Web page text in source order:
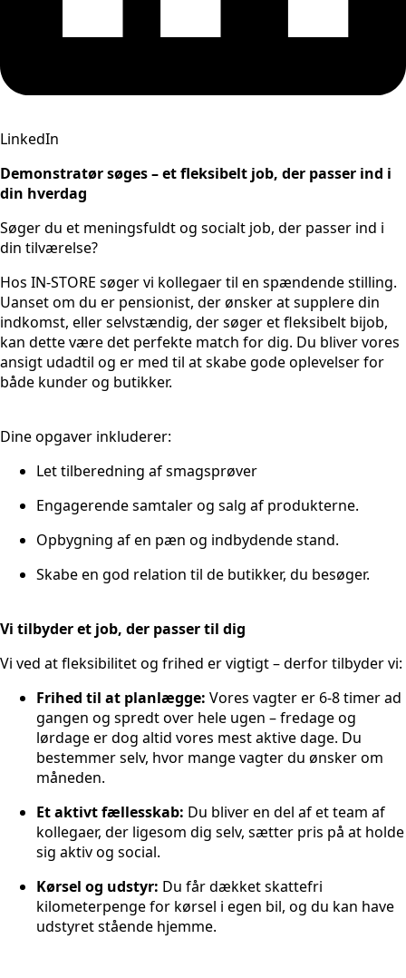
LinkedIn
Demonstratør søges – et fleksibelt job, der passer ind i
din hverdag
Søger du et meningsfuldt og socialt job, der passer ind i
din tilværelse?
Hos IN-STORE søger vi kollegaer til en spændende stilling.
Uanset om du er pensionist, der ønsker at supplere din
indkomst, eller selvstændig, der søger et fleksibelt bijob,
kan dette være det perfekte match for dig. Du bliver vores
ansigt udadtil og er med til at skabe gode oplevelser for
både kunder og butikker.
Dine opgaver inkluderer:
Let tilberedning af smagsprøver
Engagerende samtaler og salg af produkterne.
Opbygning af en pæn og indbydende stand.
Skabe en god relation til de butikker, du besøger.
Vi tilbyder et job, der passer til dig
Vi ved at fleksibilitet og frihed er vigtigt – derfor tilbyder vi:
Frihed til at planlægge: Vores vagter er 6-8 timer ad
gangen og spredt over hele ugen – fredage og
lørdage er dog altid vores mest aktive dage. Du
bestemmer selv, hvor mange vagter du ønsker om
måneden.
Et aktivt fællesskab: Du bliver en del af et team af
kollegaer, der ligesom dig selv, sætter pris på at holde
sig aktiv og social.
Kørsel og udstyr: Du får dækket skattefri
kilometerpenge for kørsel i egen bil, og du kan have
udstyret stående hjemme.